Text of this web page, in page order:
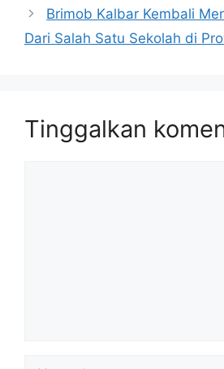
Brimob Kalbar Kembali
Dari Salah Satu Sekolah di
Tinggalkan